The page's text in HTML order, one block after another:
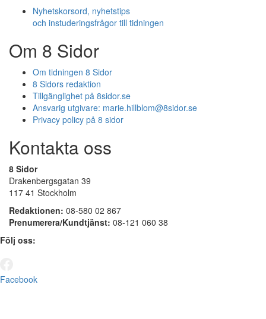
Nyhetskorsord, nyhetstips
och instuderingsfrågor till tidningen
Om 8 Sidor
Om tidningen 8 Sidor
8 Sidors redaktion
Tillgänglighet på 8sidor.se
Ansvarig utgivare: marie.hillblom@8sidor.se
Privacy policy på 8 sidor
Kontakta oss
8 Sidor
Drakenbergsgatan 39
117 41 Stockholm
Redaktionen: 08-580 02 867
Prenumerera/Kundtjänst: 08-121 060 38
Följ oss:
Facebook